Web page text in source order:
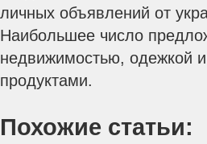
личных объявлений от
Наибольшее число
недвижимостью, одежкой
продуктами.
Похожие статьи: